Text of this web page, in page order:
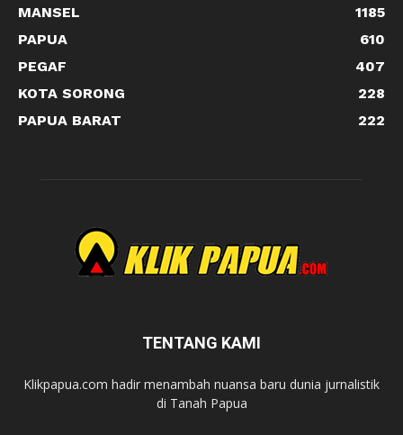
MANSEL
1185
PAPUA
610
PEGAF
407
KOTA SORONG
228
PAPUA BARAT
222
TENTANG KAMI
Klikpapua.com hadir menambah nuansa baru dunia jurnalistik
di Tanah Papua